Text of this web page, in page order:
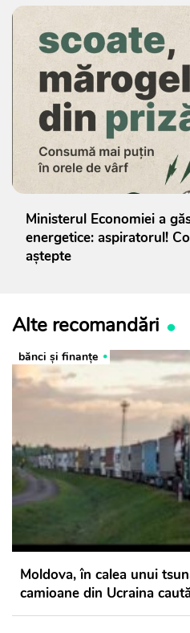
Ministerul Economiei a
energetice: aspiratorul!
aștepte
Alte recomandări
bănci şi finanţe
Moldova, în calea unui
camioane din Ucraina